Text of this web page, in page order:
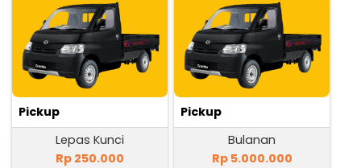
Pickup
Lepas Kunci
Rp 250.000
Pickup
Bulanan
Rp 5.000.000